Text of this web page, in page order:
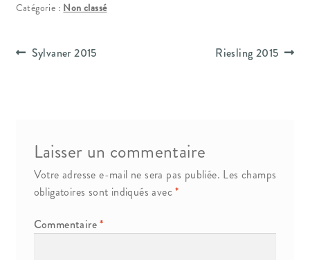
Propriété Intellectuelle
Catégorie : Non classé
Navigation
Article
Sylvaner 2015
Article
Riesling 2015
Laisser un commentaire
Votre adresse e-mail ne sera pas publiée. Les champs
obligatoires sont indiqués avec*
Commentaire*